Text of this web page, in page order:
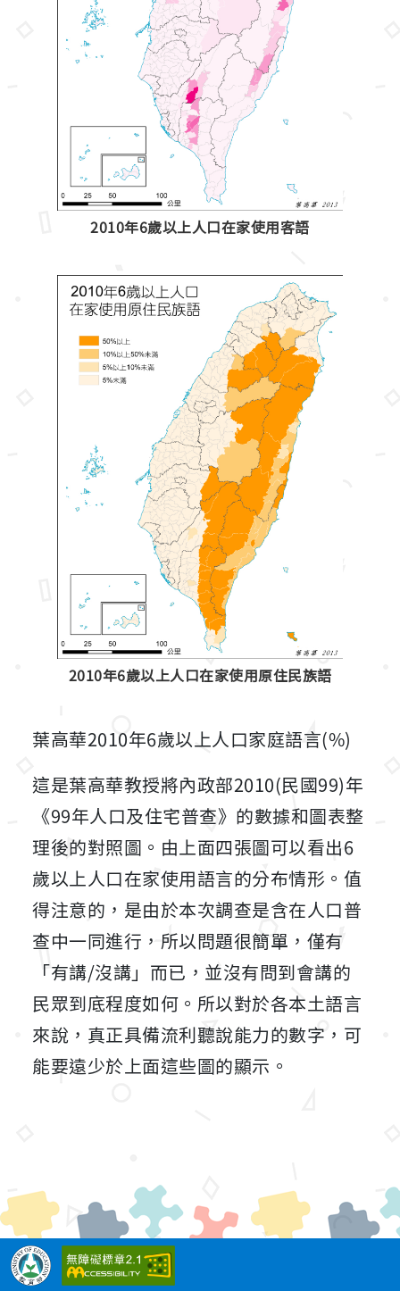
2010年6歲以上人口在家使用客語
2010年6歲以上人口在家使用原住民族語
葉高華2010年6歲以上人口家庭語言(%)
這是葉高華教授將內政部2010(民國99)年
《99年人口及住宅普查》的數據和圖表整
理後的對照圖。由上面四張圖可以看出6
歲以上人口在家使用語言的分布情形。值
得注意的，是由於本次調查是含在人口普
查中一同進行，所以問題很簡單，僅有
「有講/沒講」而已，並沒有問到會講的
民眾到底程度如何。所以對於各本土語言
來說，真正具備流利聽說能力的數字，可
能要遠少於上面這些圖的顯示。